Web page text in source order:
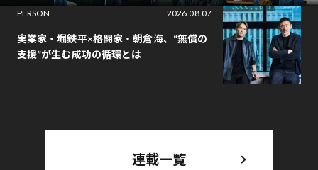
PERSON
2026.08.07
実業家・堀鉄平×格闘家・朝倉海、“無償の
支援”が生む成功の循環とは
連載一覧